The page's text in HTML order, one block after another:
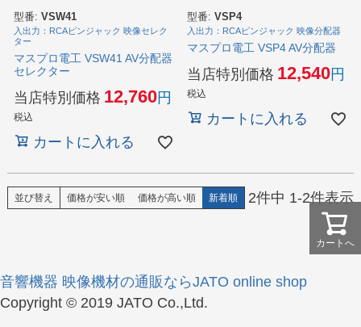
型番: VSW41
入出力：RCAピンジャック 映像セレク
ター
マスプロ電工 VSW41 AV分配器
セレクター
当店特別価格 12,760
税込
カートに入れる
型番: VSP4
入出力：RCAピンジャック 映像分配器
マスプロ電工 VSP4 AV分配器
当店特別価格 12,540
税込
カートに入れる
並び替え 価格が安い順 価格が高い順 新着順 2件中 1-2件表示
カートへ
音響機器 映像機材の通販ならJATO online shop
Copyright © 2019 JATO Co.,Ltd.